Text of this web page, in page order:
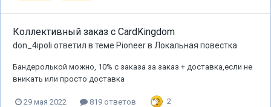
Коллективный заказ с CardKingdom
don_4ipoli ответил в теме Pioneerв Локальная повестка
Бандеролькой можно, 10% с заказа за заказ + доставка,если не
вникать или просто доставка
29 мая 2022 819 ответов 2